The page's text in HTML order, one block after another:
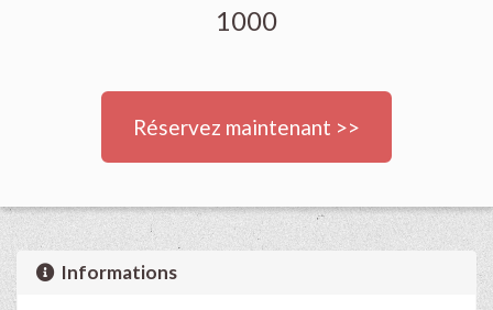
1000
Réservez maintenant >>
Informations